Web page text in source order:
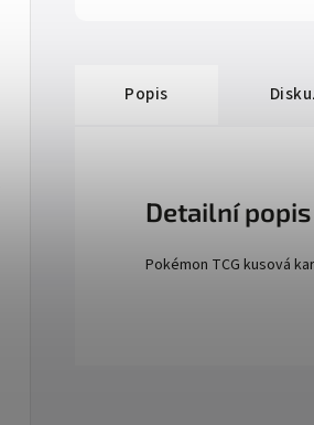
Popis
Detailní
Pokémon TCG kusová